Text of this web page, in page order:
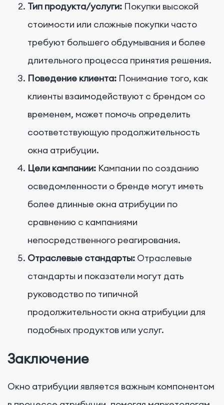
Тип продукта/услуги: Покупки высокой
стоимости или сложные покупки часто
требуют большего обдумывания и более
длительного процесса принятия решения.
Поведение клиента: Понимание того, как
клиенты взаимодействуют с брендом со
временем, может помочь определить
соответствующую продолжительность
окна атрибуции.
Цели кампании: Кампании по созданию
осведомленности о бренде могут иметь
более длинные окна атрибуции по
сравнению с кампаниями
непосредственного реагирования.
Отраслевые стандарты: Отраслевые
стандарты и показатели могут дать
руководство по типичной
продолжительности окна атрибуции для
подобных продуктов или услуг.
Заключение
Окно атрибуции является важным компонентом